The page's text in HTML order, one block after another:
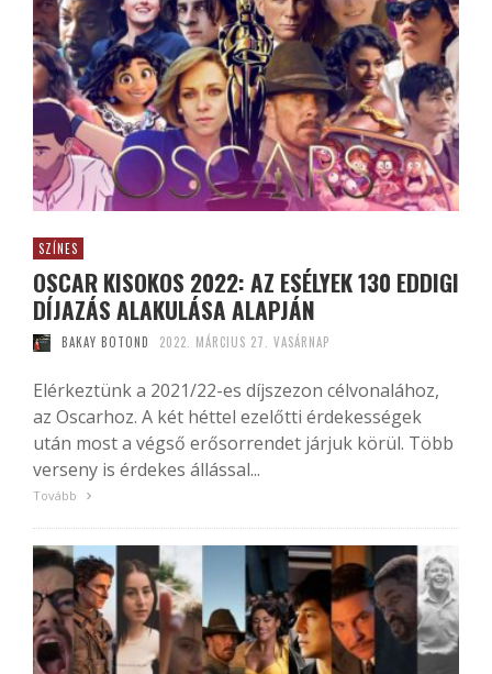
SZÍNES
OSCAR KISOKOS 2022: AZ ESÉLYEK 130 EDDIGI
DÍJAZÁS ALAKULÁSA ALAPJÁN
BAKAY BOTOND 2022. MÁRCIUS 27. VASÁRNAP
Elérkeztünk a 2021/22-es díjszezon célvonalához,
az Oscarhoz. A két héttel ezelőtti érdekességek
után most a végső erősorrendet járjuk körül. Több
verseny is érdekes állással...
Tovább